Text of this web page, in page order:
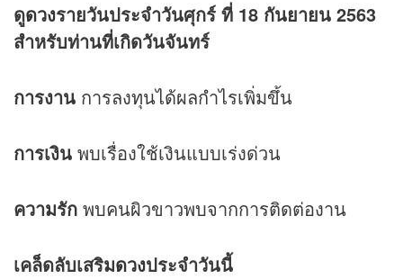
ดูดวงรายวันประจำวันศุกร์ ที่ 18 กันยายน 2563
สำหรับท่านที่เกิดวันจันทร์
การงาน การลงทุนได้ผลกำไรเพิ่มขึ้น
การเงิน พบเรื่องใช้เงินแบบเร่งด่วน
ความรัก พบคนผิวขาวพบจากการติดต่องาน
เคล็ดลับเสริมดวงประจำวันนี้